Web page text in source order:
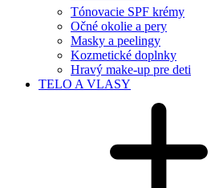
Tónovacie SPF krémy
Očné okolie a pery
Masky a peelingy
Kozmetické doplnky
Hravý make-up pre deti
TELO A VLASY